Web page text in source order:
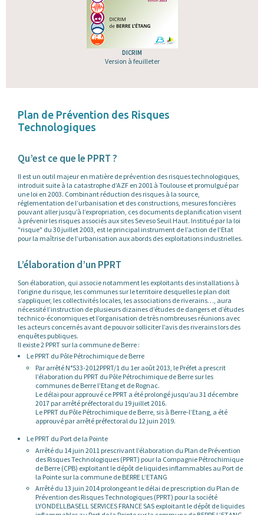
DICRIM
Version à feuilleter
Plan de Prévention des Risques
Technologiques
Qu’est ce que le PPRT ?
Il est un outil majeur en matière de prévention des risques technologiques,
introduit suite à la catastrophe d’AZF en 2001 à Toulouse et promulgué par
une loi en 2003. Combinant réduction des risques à la source,
réglementation de l’urbanisation et des constructions, mesures foncières
pouvant aller jusqu’à l’expropriation, ces documents de planification visent
à prévenir les risques associés aux sites Seveso Seuil Haut. Institué par la loi
"risque" du 30 juillet 2003, est le principal instrument de l’action de l’Etat
pour la maîtrise de l’urbanisation aux abords des exploitations industrielles.
L’élaboration d’un PPRT
Son élaboration, qui associe notamment les exploitants des installations à
l’origine du risque, les communes sur le territoire desquelles le plan doit
s’appliquer, les collectivités locales, les associations de riverains…, aura
nécessité l’instruction de plusieurs dizaines d’études de dangers et d’études
technico-économiques et l’organisation de très nombreuses réunions avec
les acteurs concernés avant de pouvoir solliciter l’avis des riverains lors des
enquêtes publiques.
Il existe 2 PPRT sur la commune de Berre :
Le PPRT du Pôle Pétrochimique de Berre
Par arrêté N°533-2012PPRT/1 du 1er août 2013, le Préfet a prescrit
l’élaboration du PPRT du Pôle Pétrochimique de Berre sur les
communes de Berre l’Etang et de Rognac.
Le délai pour approuvé ce PPRT a été prolongé jusqu’au 31 décembre
2017 par arrêté préfectoral du 19 juillet 2016.
Le PPRT du Pôle Pétrochimique de Berre, sis à Berre-l’Etang, a été
approuvé par arrêté préfectoral du 12 juin 2019.
Le PPRT du Port de la Pointe
Arrêté du 14 juin 2011 prescrivant l’élaboration du Plan de Prévention
des Risques Technologiques (PPRT) pour la Compagnie Pétrochimique
de Berre (CPB) exploitant le dépôt de liquides inflammables au Port de
la Pointe sur la commune de BERRE L’ETANG
Arrêté du 13 juin 2014 prolongeant le délai de prescription du Plan de
Prévention des Risques Technologiques (PPRT) pour la société
LYONDELLBASELL SERVICES FRANCE SAS exploitant le dépôt de liquides